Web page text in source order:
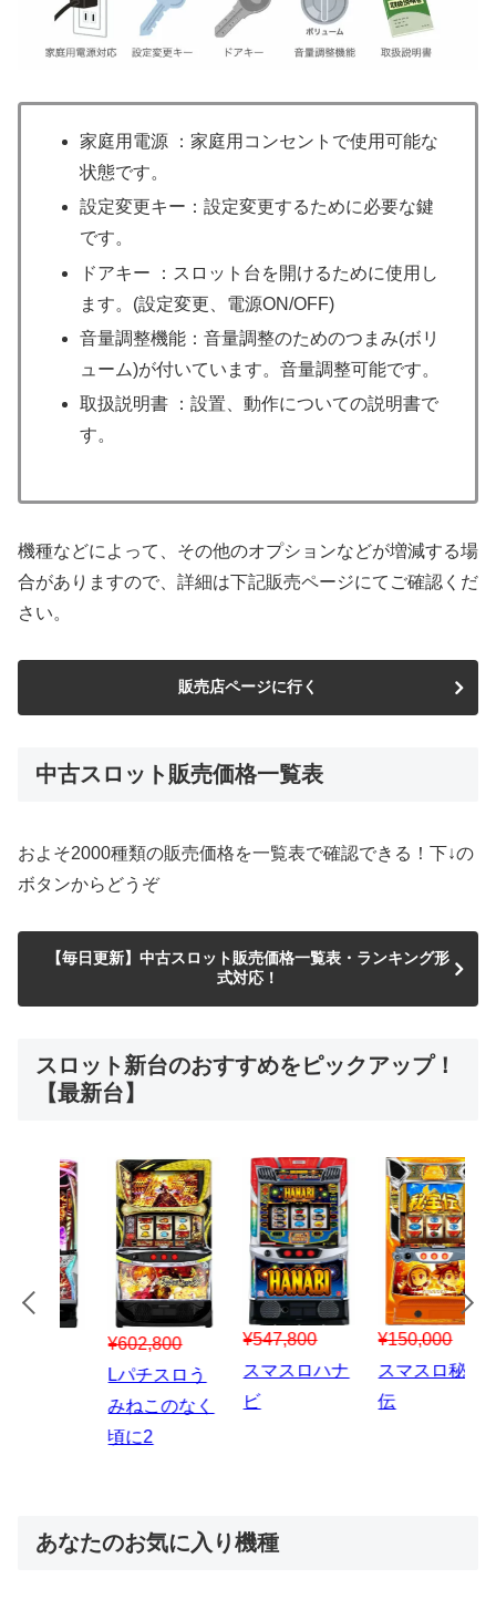
家庭用電源 ：家庭用コンセントで使用可能な
状態です。
設定変更キー：設定変更するために必要な鍵
です。
ドアキー ：スロット台を開けるために使用し
ます。(設定変更、電源ON/OFF)
音量調整機能：音量調整のためのつまみ(ボリ
ューム)が付いています。音量調整可能です。
取扱説明書 ：設置、動作についての説明書で
す。
機種などによって、その他のオプションなどが増減する場
合がありますので、詳細は下記販売ページにてご確認くだ
さい。
販売店ページに行く
中古スロット販売価格一覧表
およそ2000種類の販売価格を一覧表で確認できる！下↓の
ボタンからどうぞ
【毎日更新】中古スロット販売価格一覧表・ランキング形
式対応！
スロット新台のおすすめをピックアップ！
【最新台】
¥547,800
スマスロハナ
¥150,000
スマスロ秘宝
伝
¥1,867,800
Lパチスロ 炎
炎ノ消防隊2
あなたのお気に入り機種